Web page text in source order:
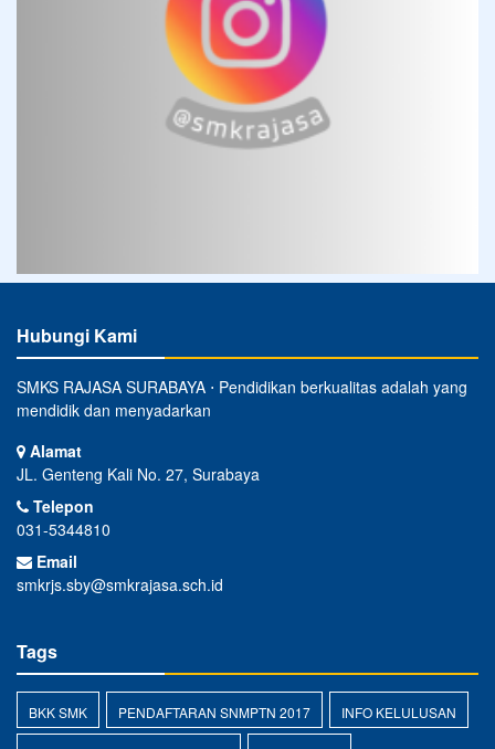
Hubungi Kami
SMKS RAJASA SURABAYA ⋅ Pendidikan berkualitas adalah yang
mendidik dan menyadarkan
Alamat
JL. Genteng Kali No. 27, Surabaya
Telepon
031-5344810
Email
smkrjs.sby@smkrajasa.sch.id
Tags
BKK SMK PENDAFTARAN SNMPTN 2017 INFO KELULUSAN